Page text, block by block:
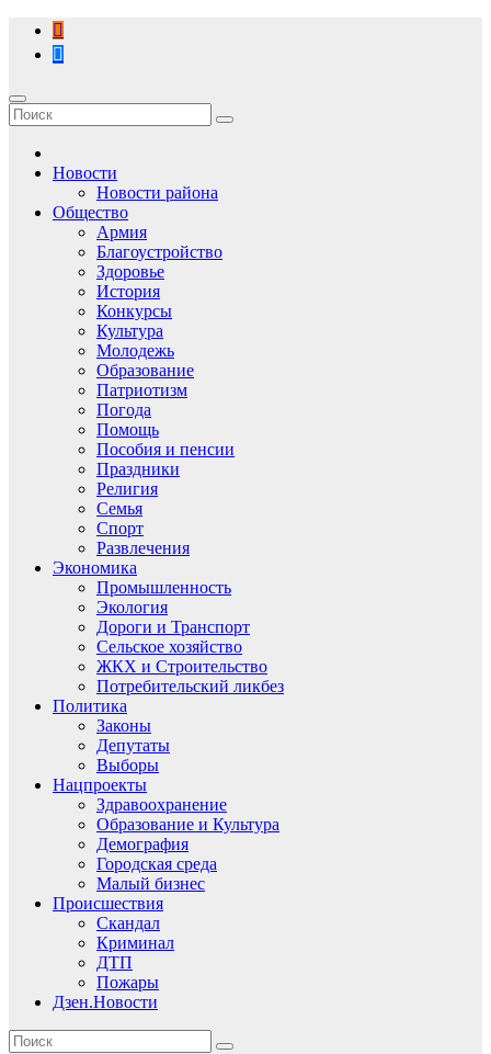
Перейти
содержимому
Новости
Новости района
Общество
Армия
Благоустройство
Здоровье
История
Конкурсы
Культура
Молодежь
Образование
Патриотизм
Погода
Помощь
Пособия и пенсии
Праздники
Религия
Семья
Спорт
Развлечения
Экономика
Промышленность
Экология
Дороги и Транспорт
Сельское хозяйство
ЖКХ и Строительство
Потребительский ликбез
Политика
Законы
Депутаты
Выборы
Нацпроекты
Здравоохранение
Образование и Культура
Демография
Городская среда
Малый бизнес
Происшествия
Скандал
Криминал
ДТП
Пожары
Дзен.Новости